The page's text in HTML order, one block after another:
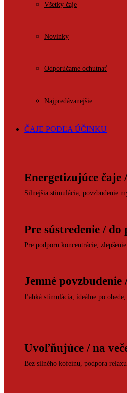
Všetky čaje
Novinky
Odporúčame ochutnať
Najpredávanejšie
ČAJE PODĽA ÚČINKU
Energetizujúce čaje
Silnejšia stimulácia, povzbudenie
Pre sústredenie / do
Pre podporu koncentrácie,
Jemné
Ľahká stimulácia, ideálne po
Uvoľňujúce / na
Bez silného kofeínu, podpora